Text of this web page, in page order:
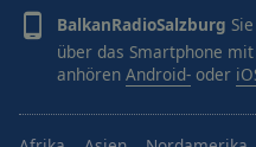
BalkanRadioSalzburg
über das Smartphone
anhören Android- oder